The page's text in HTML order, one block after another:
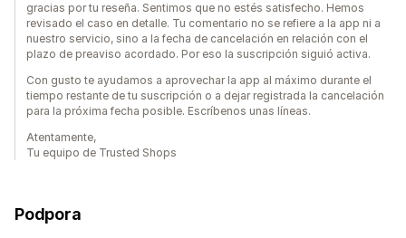
gracias por tu reseña. Sentimos que no estés satisfecho. Hemos
revisado el caso en detalle. Tu comentario no se refiere a la app ni a
nuestro servicio, sino a la fecha de cancelación en relación con el
plazo de preaviso acordado. Por eso la suscripción siguió activa.
Con gusto te ayudamos a aprovechar la app al máximo durante el
tiempo restante de tu suscripción o a dejar registrada la cancelación
para la próxima fecha posible. Escríbenos unas líneas.
Atentamente,
Tu equipo de Trusted Shops
Podpora